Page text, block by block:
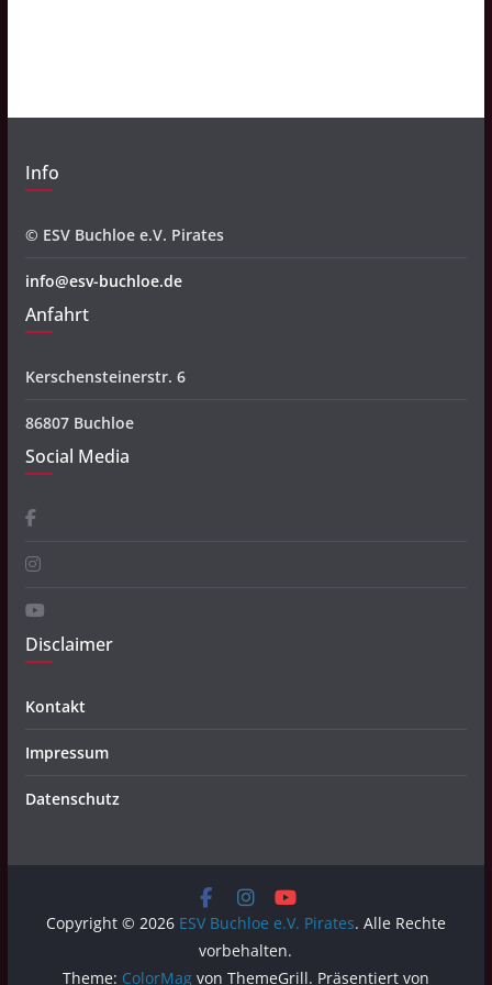
Info
© ESV Buchloe e.V. Pirates
info@esv-buchloe.de
Anfahrt
Kerschensteinerstr. 6
86807 Buchloe
Social Media
Disclaimer
Kontakt
Impressum
Datenschutz
Copyright © 2026 ESV Buchloe e.V. Pirates. Alle Rechte
vorbehalten.
Theme: ColorMagvon ThemeGrill. Präsentiert von